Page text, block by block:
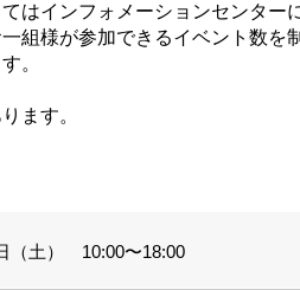
はインフォメーションセンター
組様が参加できるイベント数を
。
ます。
（土） 10:00〜18:00